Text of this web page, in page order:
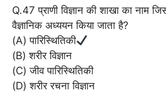
Q.47 प्राणी विज्ञान की शाखा का नाम
वैज्ञानिक अध्ययन किया जाता है?
(A) पारिस्थितिकी
(B) शरीर विज्ञान
(C) जीव पारिस्थितिकी
(D) शरीर रचना विज्ञान